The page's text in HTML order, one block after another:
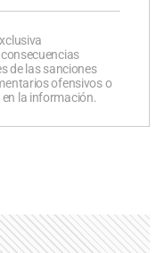
de las sanciones
ofensivos o
la información.